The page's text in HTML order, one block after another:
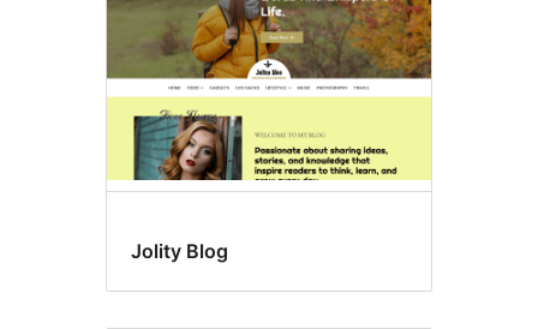
Jolity Blog